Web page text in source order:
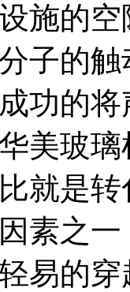
施的
子的
功的
美玻
就是
素之
易的